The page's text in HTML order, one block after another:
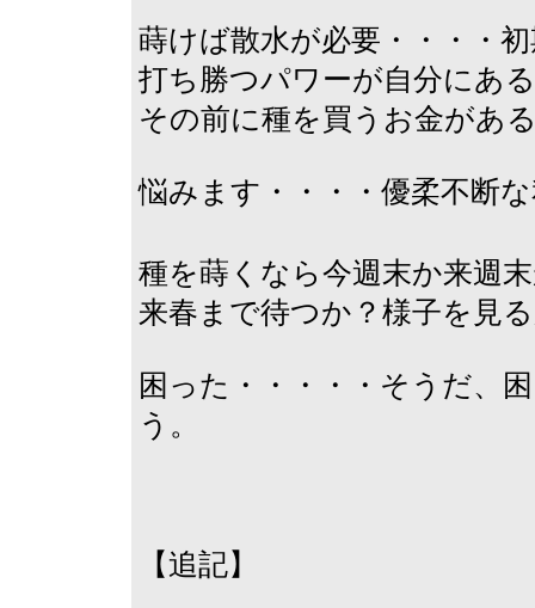
蒔けば散水が必要・・・・
打ち勝つパワーが自分にあ
その前に種を買うお金があ
悩みます・・・・優柔不断
種を蒔くなら今週末か来週
来春まで待つか？様子を見
困った・・・・・そうだ、
う。
【追記】